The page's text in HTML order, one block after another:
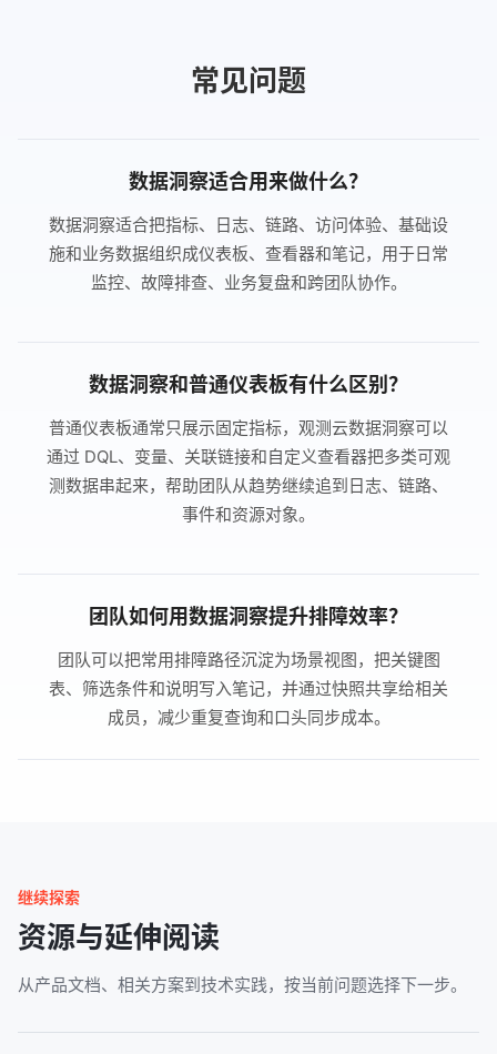
常见问题
数据洞察适合用来做什么？
数据洞察适合把指标、日志、链路、访问体验、基础设
施和业务数据组织成仪表板、查看器和笔记，用于日常
监控、故障排查、业务复盘和跨团队协作。
数据洞察和普通仪表板有什么区别？
普通仪表板通常只展示固定指标，观测云数据洞察可以
通过 DQL、变量、关联链接和自定义查看器把多类可观
测数据串起来，帮助团队从趋势继续追到日志、链路、
事件和资源对象。
团队如何用数据洞察提升排障效率？
团队可以把常用排障路径沉淀为场景视图，把关键图
表、筛选条件和说明写入笔记，并通过快照共享给相关
成员，减少重复查询和口头同步成本。
继续探索
资源与延伸阅读
从产品文档、相关方案到技术实践，按当前问题选择下一步。